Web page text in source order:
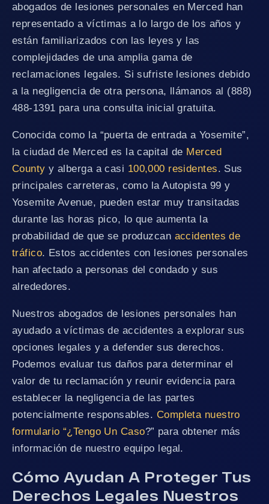
abogados de lesiones personales en Merced han
representado a víctimas a lo largo de los años y
están familiarizados con las leyes y las
complejidades de una amplia gama de
reclamaciones legales. Si sufriste lesiones debido
a la negligencia de otra persona, llámanos al (888)
488-1391 para una consulta inicial gratuita.
Conocida como la “puerta de entrada a Yosemite”,
la ciudad de Merced es la capital de Merced
County y alberga a casi 100,000 residentes. Sus
principales carreteras, como la Autopista 99 y
Yosemite Avenue, pueden estar muy transitadas
durante las horas pico, lo que aumenta la
probabilidad de que se produzcan accidentes de
tráfico. Estos accidentes con lesiones personales
han afectado a personas del condado y sus
alrededores.
Nuestros abogados de lesiones personales han
ayudado a víctimas de accidentes a explorar sus
opciones legales y a defender sus derechos.
Podemos evaluar tus daños para determinar el
valor de tu reclamación y reunir evidencia para
establecer la negligencia de las partes
potencialmente responsables. Completa nuestro
formulario “¿Tengo Un Caso?” para obtener más
información de nuestro equipo legal.
Cómo Ayudan A Proteger Tus
Derechos Legales Nuestros